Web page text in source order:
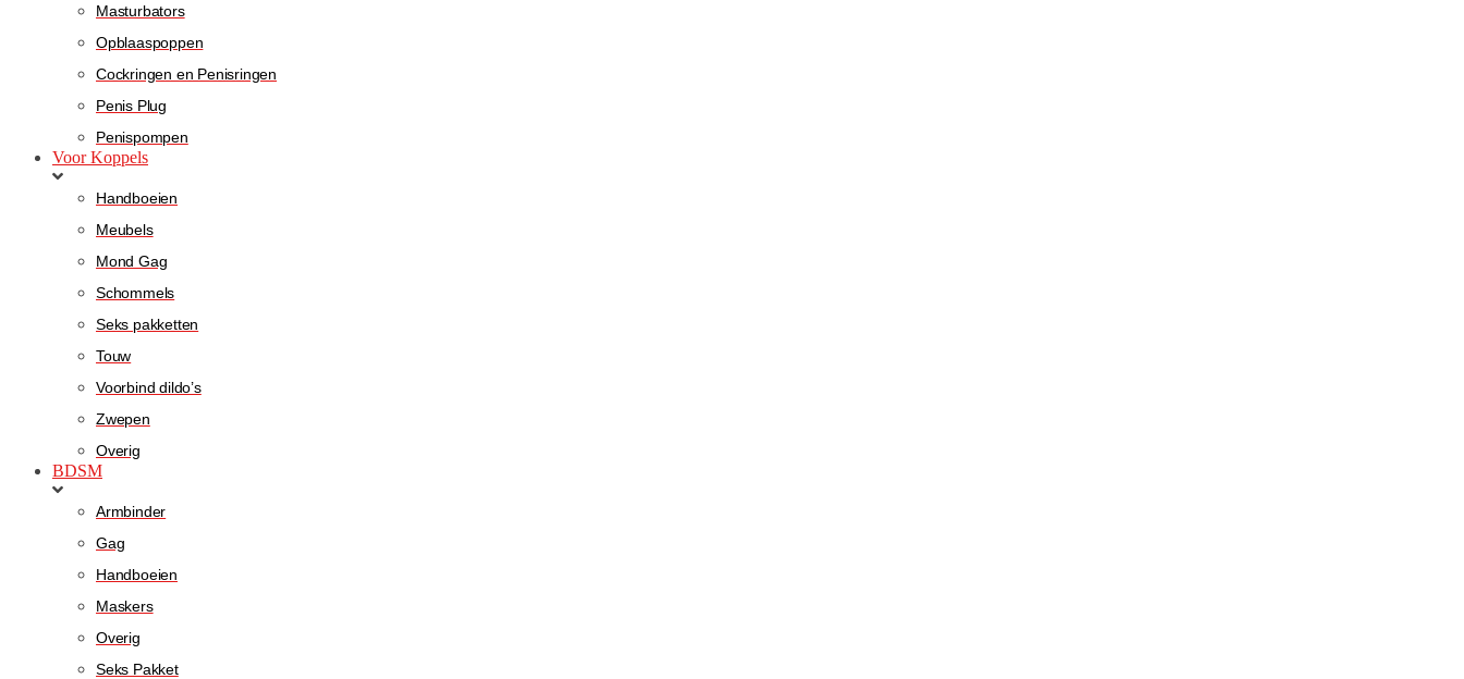
Masturbators
Opblaaspoppen
Cockringen en Penisringen
Penis Plug
Penispompen
Voor Koppels
Handboeien
Meubels
Mond Gag
Schommels
Seks pakketten
Touw
Voorbind dildo’s
Zwepen
Overig
BDSM
Armbinder
Gag
Handboeien
Maskers
Overig
Seks Pakket